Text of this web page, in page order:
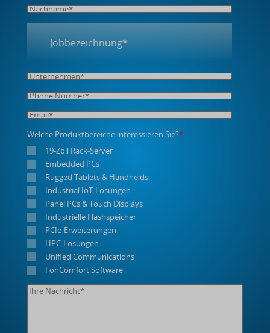
Welche Produktbereiche interessieren Sie?*
19-Zoll Rack-Server
Embedded PCs
Rugged Tablets & Handhelds
Industrial IoT-Lösungen
Panel PCs & Touch Displays
Industrielle Flashspeicher
PCIe-Erweiterungen
HPC-Lösungen
Unified Communications
FonComfort Software